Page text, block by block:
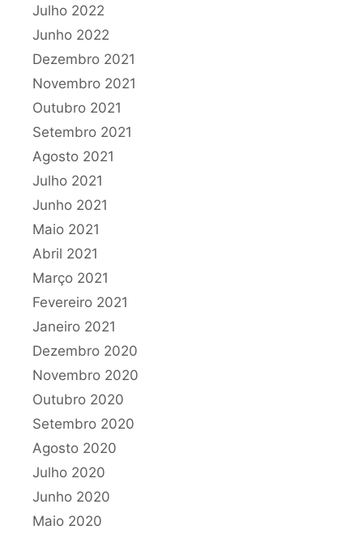
Julho 2022
Junho 2022
Dezembro 2021
Novembro 2021
Outubro 2021
Setembro 2021
Agosto 2021
Julho 2021
Junho 2021
Maio 2021
Abril 2021
Março 2021
Fevereiro 2021
Janeiro 2021
Dezembro 2020
Novembro 2020
Outubro 2020
Setembro 2020
Agosto 2020
Julho 2020
Junho 2020
Maio 2020